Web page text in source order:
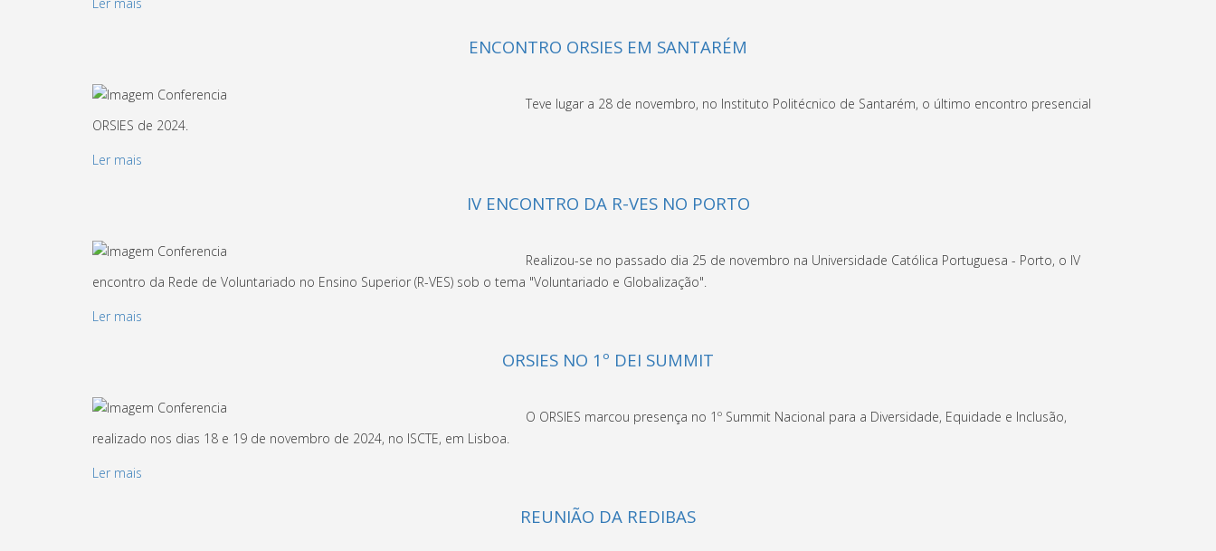
ENCONTRO ORSIES EM SANTARÉM
Teve lugar a 28 de novembro, no Instituto Politécnico de Santarém, o último encontro presencial
ORSIES de 2024.
Ler mais
IV ENCONTRO DA R-VES NO PORTO
Realizou-se no passado dia 25 de novembro na Universidade Católica Portuguesa - Porto, o IV
encontro da Rede de Voluntariado no Ensino Superior (R-VES) sob o tema "Voluntariado e Globalização".
Ler mais
ORSIES NO 1º DEI SUMMIT
O ORSIES marcou presença no 1º Summit Nacional para a Diversidade, Equidade e Inclusão,
realizado nos dias 18 e 19 de novembro de 2024, no ISCTE, em Lisboa.
Ler mais
REUNIÃO DA REDIBAS